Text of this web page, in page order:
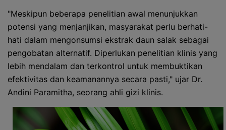
"Meskipun beberapa penelitian awal menunjukkan
potensi yang menjanjikan, masyarakat perlu berhati-
hati dalam mengonsumsi ekstrak daun salak sebagai
pengobatan alternatif. Diperlukan penelitian klinis yang
lebih mendalam dan terkontrol untuk membuktikan
efektivitas dan keamanannya secara pasti," ujar Dr.
Andini Paramitha, seorang ahli gizi klinis.